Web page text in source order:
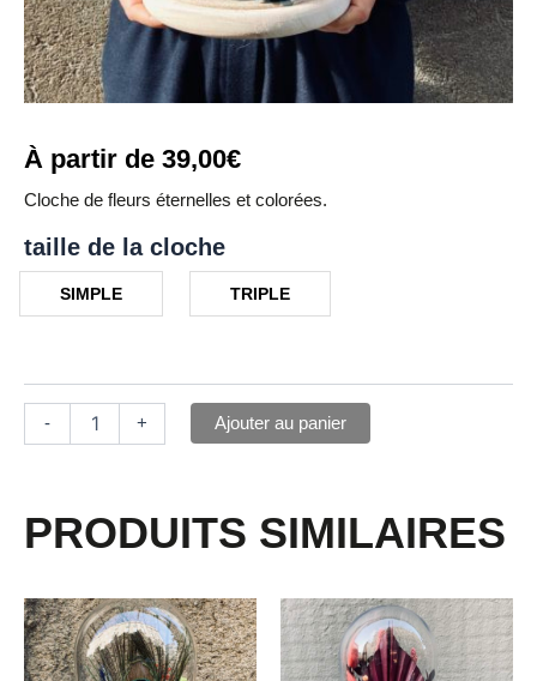
À partir de 39,00€
Cloche de fleurs éternelles et colorées.
taille de la cloche
SIMPLE TRIPLE
- + Ajouter au panier
PRODUITS SIMILAIRES
Ce
produit
a